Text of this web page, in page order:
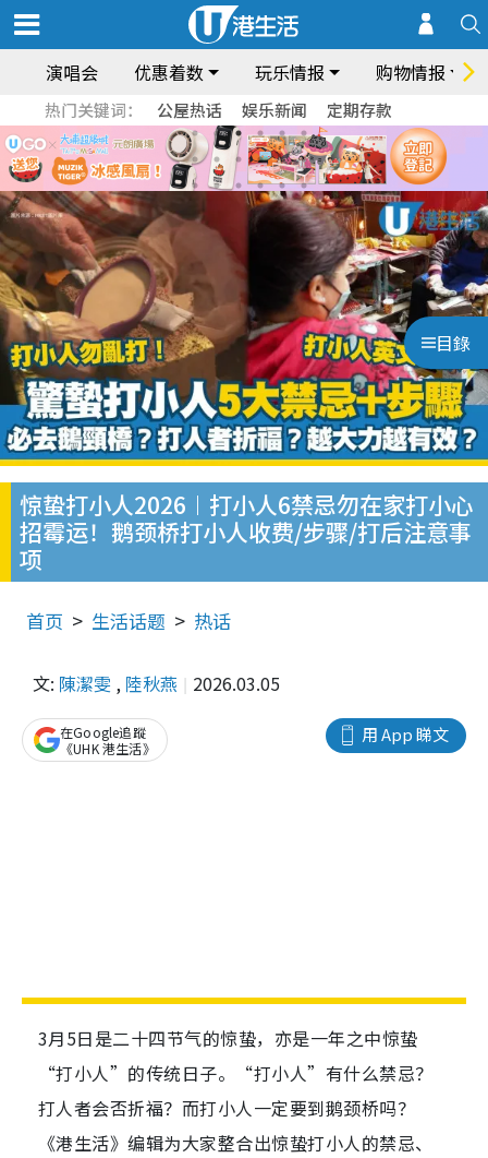
演唱会 优惠着数 玩乐情报 购物情报
热门关键词： 公屋热话 娱乐新闻 定期存款
目錄
惊蛰打小人2026︱打小人6禁忌勿在家打小心
招霉运！鹅颈桥打小人收费/步骤/打后注意事
项
首页 生活话题 热话
文: 陳潔雯 , 陸秋燕 2026.03.05
用 App 睇文
在Google追蹤
《UHK 港生活》
3月5日是二十四节气的惊蛰，亦是一年之中惊蛰
“打小人”的传统日子。“打小人”有什么禁忌？
打人者会否折福？而打小人一定要到鹅颈桥吗？
《港生活》编辑为大家整合出惊蛰打小人的禁忌、